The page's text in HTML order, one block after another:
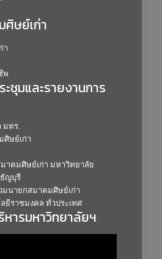
ศิษย์เก่า
า
พ
ชุมและรายงานการ
มทร.
ษย์เก่า
าคมศิษย์เก่า มหาวิทยาลัย
ญบุรี
มนายกสมาคมศิษย์เก่า
ยีราชมงคล ทั่วประเทศ
หารมหาวิทยาลัยฯ